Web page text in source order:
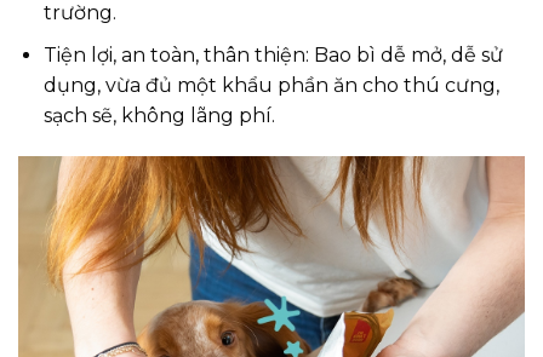
trường.
Tiện lợi, an toàn, thân thiện: Bao bì dễ mở, dễ sử
dụng, vừa đủ một khẩu phần ăn cho thú cưng,
sạch sẽ, không lãng phí.